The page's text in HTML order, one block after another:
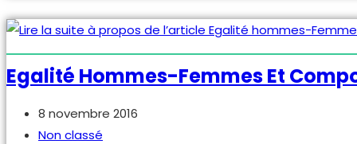
être
ouvrier
au
Quatar
préparer
la
Sécurité-
et
qualité
de
Egalité Hommes-Femmes Et
Publication
publiée :
8 novembre 2016
Post
Non classé